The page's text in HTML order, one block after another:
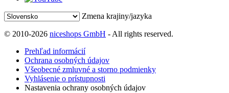
Zmena krajiny/jazyka
© 2010-2026 niceshops GmbH - All rights reserved.
Prehľad informácií
Ochrana osobných údajov
Všeobecné zmluvné a storno podmienky
Vyhlásenie o prístupnosti
Nastavenia ochrany osobných údajov